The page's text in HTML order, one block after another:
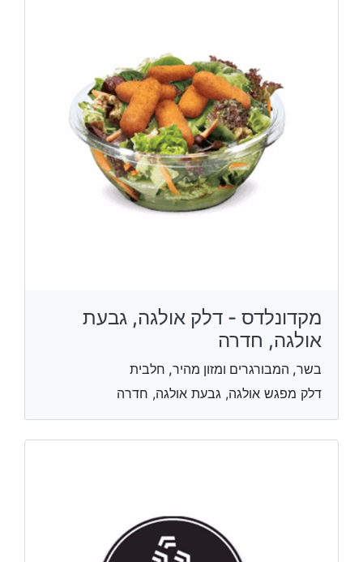
מקדונלדס - דלק אולגה, גבעת
אולגה, חדרה
בשר, המבורגרים ומזון מהיר, חלבית
דלק מפגש אולגה, גבעת אולגה, חדרה